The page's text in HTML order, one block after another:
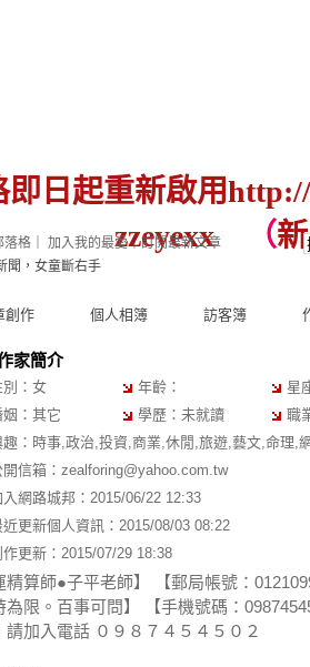
即日起重新啟用
zzeyexx（
創作 個人相簿 訪客簿
落格 加入我的最愛｜訂閱最新文章
聞，女童斷右手
家簡介
別：女 年齡： 星
姻：其它
學歷：未就讀
職
趣：時事,政治,投資,商業,休閒,旅遊,藝文,命理,
信箱： zealforing@yahoo.com.tw
入網路城邦：2015/06/22 12:33
近更新個人資訊：2015/08/03 08:22
作更新：2015/07/29 18:38
精算師●子平老師】 【郵局帳號：
為限。百事可問】 【手機號碼：
請加入電話 ０９８７４５４５０２